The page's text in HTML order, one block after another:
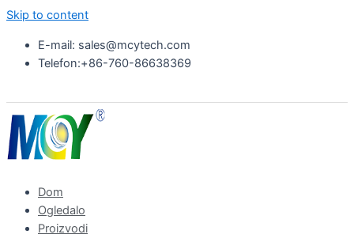
Skip to content
E-mail: sales@mcytech.com
Telefon:+86-760-86638369
Dom
Ogledalo
Proizvodi